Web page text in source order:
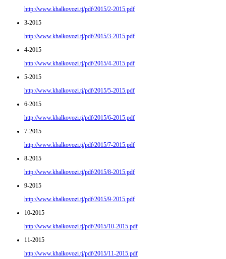
http://www.khalkovozi.tj/pdf/2015/2-2015.pdf
3-2015
http://www.khalkovozi.tj/pdf/2015/3-2015.pdf
4-2015
http://www.khalkovozi.tj/pdf/2015/4-2015.pdf
5-2015
http://www.khalkovozi.tj/pdf/2015/5-2015.pdf
6-2015
http://www.khalkovozi.tj/pdf/2015/6-2015.pdf
7-2015
http://www.khalkovozi.tj/pdf/2015/7-2015.pdf
8-2015
http://www.khalkovozi.tj/pdf/2015/8-2015.pdf
9-2015
http://www.khalkovozi.tj/pdf/2015/9-2015.pdf
10-2015
http://www.khalkovozi.tj/pdf/2015/10-2015.pdf
11-2015
http://www.khalkovozi.tj/pdf/2015/11-2015.pdf